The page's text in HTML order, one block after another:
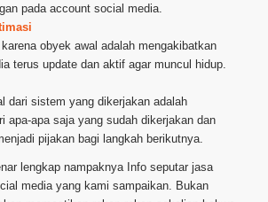
pada account social media.
obyek awal adalah mengakibatkan
terus update dan aktif agar muncul hidup.
dari sistem yang dikerjakan adalah
apa-apa saja yang sudah dikerjakan dan
pijakan bagi langkah berikutnya.
lengkap nampaknya Info seputar jasa
media yang kami sampaikan. Bukan